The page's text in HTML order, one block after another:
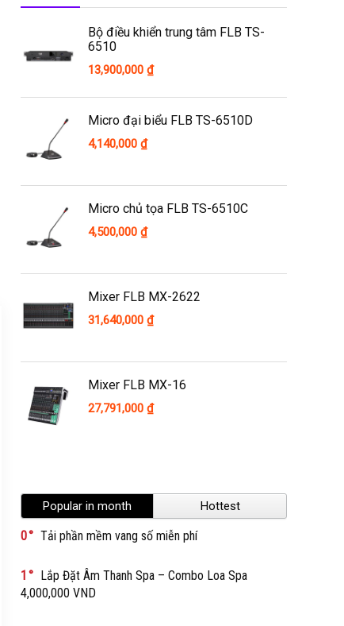
Bộ điều khiển trung tâm FLB TS-
6510
13,900,000 ₫
Micro đại biểu FLB TS-6510D
4,140,000 ₫
Micro chủ tọa FLB TS-6510C
4,500,000 ₫
Mixer FLB MX-2622
31,640,000 ₫
Mixer FLB MX-16
27,791,000 ₫
Popular in month Hottest
0 Tải phần mềm vang số miễn phí
1
Lắp Đặt Âm Thanh Spa – Combo Loa Spa
4,000,000 VND